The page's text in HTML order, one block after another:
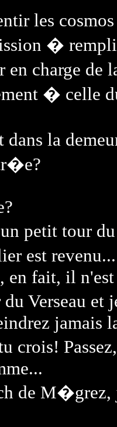
les
�
en charge
� celle
la
petit tour
est
en fait, il
Verseau
jamais
crois!
de M�grez,